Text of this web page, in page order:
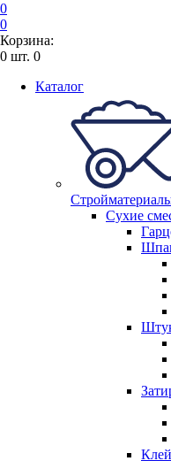
0
0
Корзина:
0 шт. 0
Каталог
Сухие